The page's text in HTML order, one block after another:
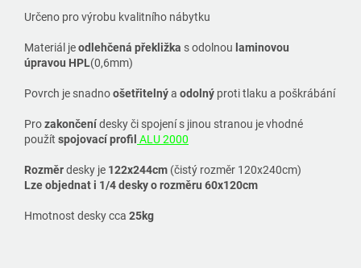
Určeno pro výrobu kvalitního nábytku
Materiál jeodlehčená překližka s odolnou laminovou
úpravou HPL(0,6mm)
Povrch je snadnoošetřitelnýa odolný proti tlaku a poškrábání
Prozakončenídesky či spojení s jinou stranou je vhodné
použít spojovací profil ALU 2000
Rozměrdesky je 122x244cm (čistý rozměr 120x240cm)
Lze objednat i 1/4 desky o rozměru 60x120cm
Hmotnost desky cca 25kg